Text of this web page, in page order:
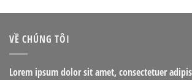
VỀ CHÚNG TÔI
Lorem ipsum dolor sit amet, consectetuer